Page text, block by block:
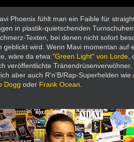
Phoenix fühlt man ein Faible für
in plastik-quietschenden
Texten, bei denen nicht sofort
geblickt wird. Wenn Mavi momentan auf
wäre da etwa "Green Light" von Lorde
veröffentlichte
aber auch R'n'B/Rap-Superhelden wie
Dogg oder Frank Ocean